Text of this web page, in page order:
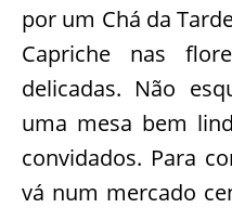
por um Chá da
Capriche nas
delicadas. Não
uma mesa bem
convidados. Para
vá num mercado